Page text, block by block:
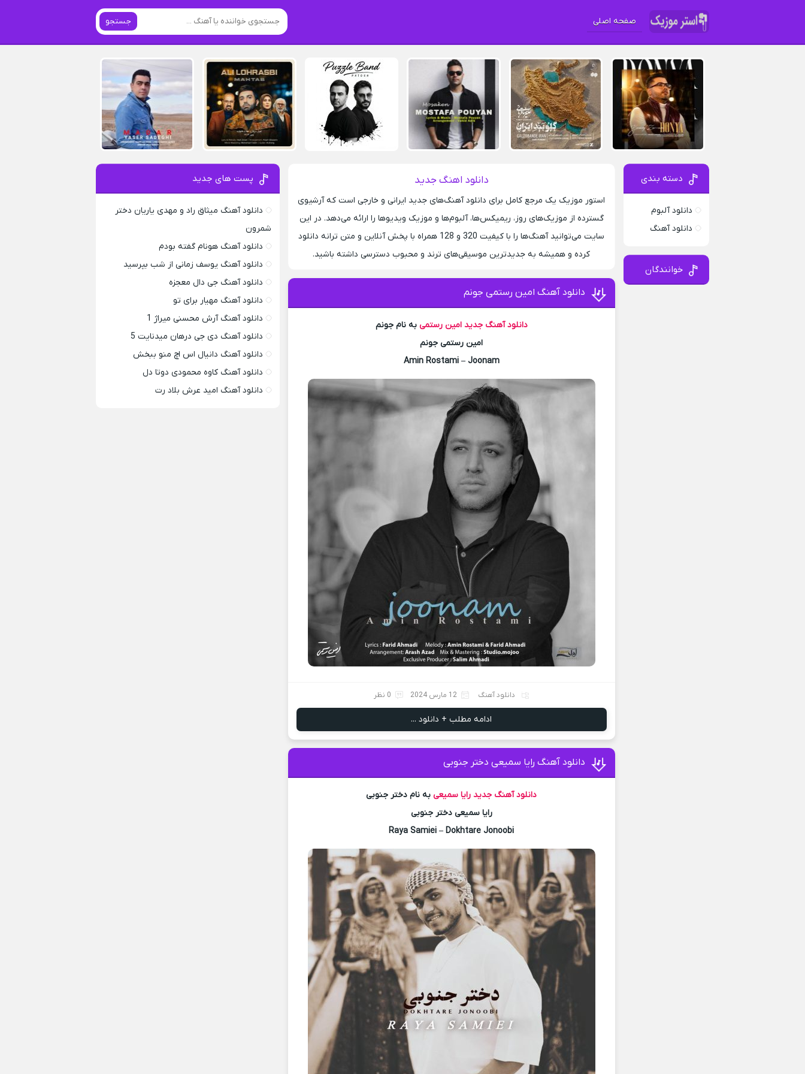
صفحه اصلی جستجو
دانلود اهنگ جدید
استور موزیک یک مرجع کامل برای دانلود آهنگ‌های جدید ایرانی و خارجی است که آرشیوی
گسترده از موزیک‌های روز، ریمیکس‌ها، آلبوم‌ها و موزیک ویدیوها را ارائه می‌دهد. در این
سایت می‌توانید آهنگ‌ها را با کیفیت 320 و 128 همراه با پخش آنلاین و متن ترانه دانلود
کرده و همیشه به جدیدترین موسیقی‌های ترند و محبوب دسترسی داشته باشید.
دانلود آهنگ امین رستمی جونم
دانلود آهنگ جدید امین رستمی به نام جونم
امین رستمی جونم
Amin Rostami – Joonam
دانلود آهنگ 12 مارس 2024 0 نظر
ادامه مطلب + دانلود ...
دانلود آهنگ رایا سمیعی دختر جنوبى
دانلود آهنگ جدید رایا سمیعیبه نام دختر جنوبى
رایا سمیعی دختر جنوبى
Raya Samiei – Dokhtare Jonoobi
دسته بندی
دانلود آلبوم
دانلود آهنگ
خوانندگان
پست های جدید
دانلود آهنگ میثاق راد و مهدی یاریان دختر
شمرون
دانلود آهنگ هونام گفته بودم
دانلود آهنگ یوسف زمانی از شب بپرسید
دانلود آهنگ جی دال معجزه
دانلود آهنگ مهیار برای تو
دانلود آهنگ آرش محسنی میراژ 1
دانلود آهنگ دی جی درهان میدنایت 5
دانلود آهنگ دانیال اس اچ منو ببخش
دانلود آهنگ کاوه محمودی دوتا دل
دانلود آهنگ امید عرش بلاد رت